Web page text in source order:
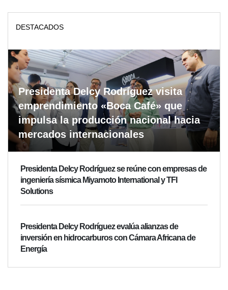
DESTACADOS
Presidenta Delcy Rodríguez visita
emprendimiento «Boca Café» que
impulsa la producción nacional hacia
mercados internacionales
Presidenta Delcy Rodríguez se reúne con empresas de
ingeniería sísmica Miyamoto International y TFI
Solutions
Presidenta Delcy Rodríguez evalúa alianzas de
inversión en hidrocarburos con Cámara Africana de
Energía